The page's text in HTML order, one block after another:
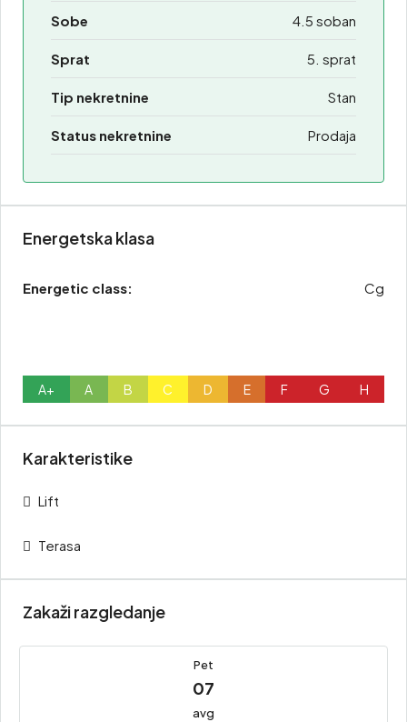
Sobe 4.5 soban
Sprat 5. sprat
Tip nekretnine Stan
Status nekretnine Prodaja
Energetska klasa
Energetic class: Cg
A+ A B C D E F G H
Karakteristike
Lift
Terasa
Zakaži razgledanje
Pet
07
avg